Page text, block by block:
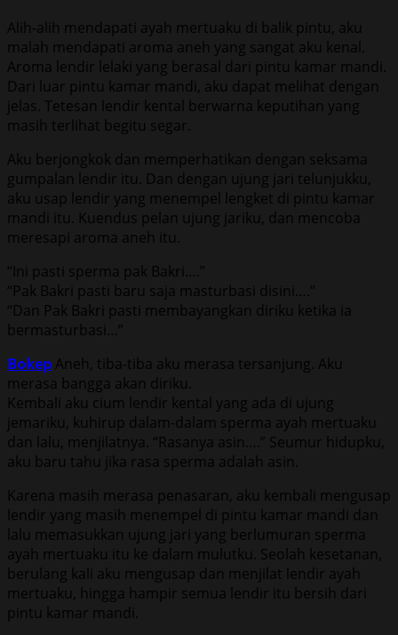
Alih-alih mendapati ayah mertuaku di balik pintu, aku
malah mendapati aroma aneh yang sangat aku kenal.
Aroma lendir lelaki yang berasal dari pintu kamar mandi.
Dari luar pintu kamar mandi, aku dapat melihat dengan
jelas. Tetesan lendir kental berwarna keputihan yang
masih terlihat begitu segar.
Aku berjongkok dan memperhatikan dengan seksama
gumpalan lendir itu. Dan dengan ujung jari telunjukku,
aku usap lendir yang menempel lengket di pintu kamar
mandi itu. Kuendus pelan ujung jariku, dan mencoba
meresapi aroma aneh itu.
“Ini pasti sperma pak Bakri….”
“Pak Bakri pasti baru saja masturbasi disini….”
“Dan Pak Bakri pasti membayangkan diriku ketika ia
bermasturbasi…”
Bokep Aneh, tiba-tiba aku merasa tersanjung. Aku
merasa bangga akan diriku.
Kembali aku cium lendir kental yang ada di ujung
jemariku, kuhirup dalam-dalam sperma ayah mertuaku
dan lalu, menjilatnya. “Rasanya asin….” Seumur hidupku,
aku baru tahu jika rasa sperma adalah asin.
Karena masih merasa penasaran, aku kembali mengusap
lendir yang masih menempel di pintu kamar mandi dan
lalu memasukkan ujung jari yang berlumuran sperma
ayah mertuaku itu ke dalam mulutku. Seolah kesetanan,
berulang kali aku mengusap dan menjilat lendir ayah
mertuaku, hingga hampir semua lendir itu bersih dari
pintu kamar mandi.